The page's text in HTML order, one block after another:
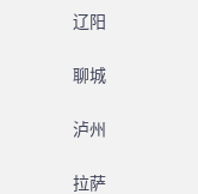
辽阳
聊城
泸州
拉萨